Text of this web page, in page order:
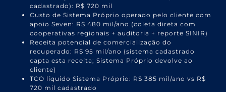
cadastrado): R$ 720 mil
Custo de Sistema Próprio operado pelo cliente com
apoio Seven: R$ 480 mil/ano (coleta direta com
cooperativas regionais + auditoria + reporte SINIR)
Receita potencial de comercialização do
recuperado: R$ 95 mil/ano (sistema cadastrado
capta esta receita; Sistema Próprio devolve ao
cliente)
TCO líquido Sistema Próprio: R$ 385 mil/ano vs R$
720 mil cadastrado